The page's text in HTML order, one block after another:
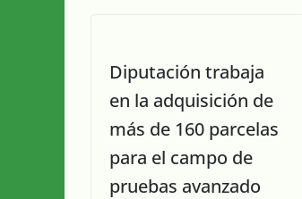
Diputación trabaja
en la adquisición de
más de 160 parcelas
para el campo de
pruebas avanzado